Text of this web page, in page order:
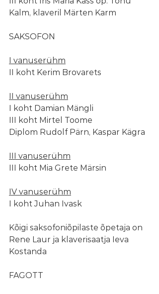
Kalm, klaveril Märten Karm
SAKSOFON
I vanuserühm
II koht Kerim Brovarets
II vanuserühm
I koht Damian Mängli
III koht Mirtel Toome
Diplom Rudolf Pärn, Kaspar Kägra
III vanuserühm
III koht Mia Grete Märsin
IV vanuserühm
I koht Juhan Ivask
Kõigi saksofoniõpilaste õpetaja on
Rene Laur ja klaverisaatja Ieva
Kostanda
FAGOTT